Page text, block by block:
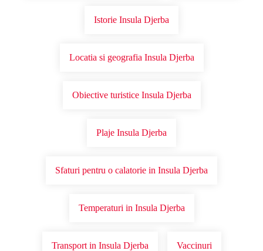
Istorie Insula Djerba
Locatia si geografia Insula Djerba
Obiective turistice Insula Djerba
Plaje Insula Djerba
Sfaturi pentru o calatorie in Insula Djerba
Temperaturi in Insula Djerba
Transport in Insula Djerba Vaccinuri